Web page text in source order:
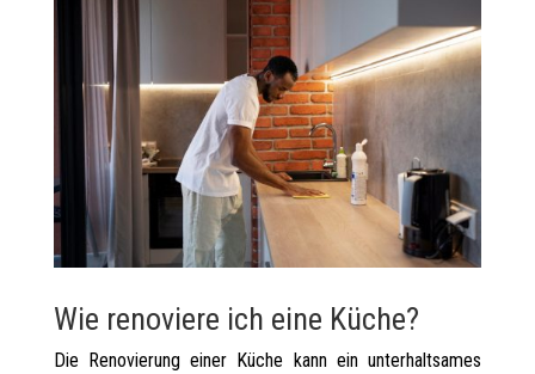
Wie renoviere ich eine Küche?
Die Renovierung einer Küche kann ein unterhaltsames